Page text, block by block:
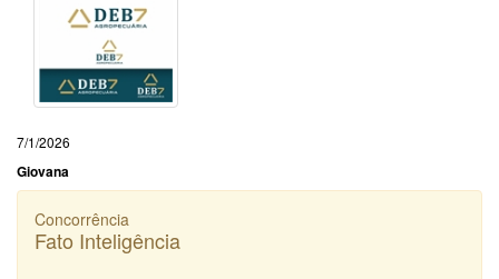
7/1/2026
Giovana
Concorrência
Fato Inteligência